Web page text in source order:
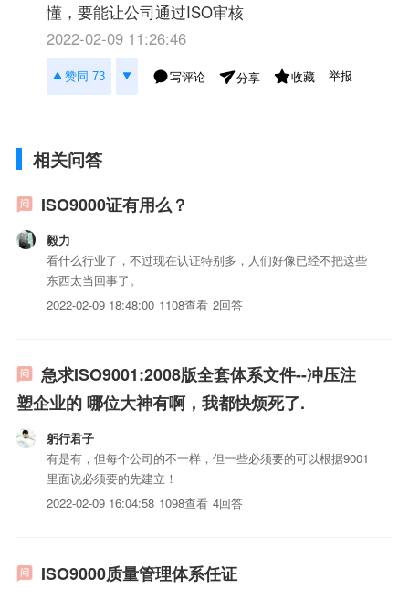
懂，要能让公司通过ISO审核
2022-02-09 11:26:46
赞同 73 写评论 分享 收藏 举报
相关问答
ISO9000证有用么？
毅力
看什么行业了，不过现在认证特别多，人们好像已经不把这些
东西太当回事了。
2022-02-09 18:48:00 1108查看 2回答
急求ISO9001:2008版全套体系文件--冲压注
塑企业的 哪位大神有啊，我都快烦死了.
躬行君子
有是有，但每个公司的不一样，但一些必须要的可以根据9001
里面说必须要的先建立！
2022-02-09 16:04:58 1098查看 4回答
ISO9000质量管理体系任证